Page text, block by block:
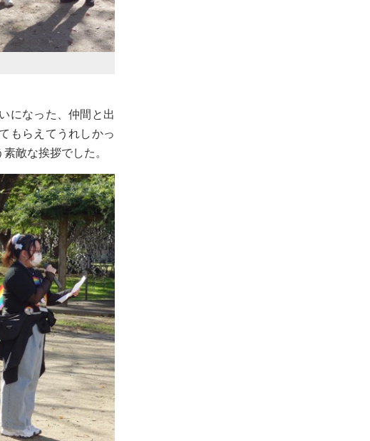
になった、仲間と出
もらえてうれしかっ
敵な挨拶でした。